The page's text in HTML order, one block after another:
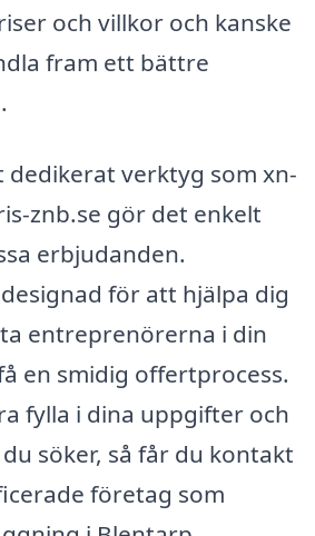
och villkor och kanske
fram ett bättre
dedikerat verktyg som xn-
znb.se gör det enkelt
erbjudanden.
för att hjälpa dig
entreprenörerna i din
en smidig offertprocess.
fylla i dina uppgifter och
söker, så får du kontakt
företag som